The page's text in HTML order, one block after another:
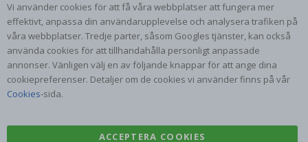
Vi använder cookies för att få våra webbplatser att fungera mer
effektivt, anpassa din användarupplevelse och analysera trafiken på
våra webbplatser. Tredje parter, såsom Googles tjänster, kan också
använda cookies för att tillhandahålla personligt anpassade
annonser. Vänligen välj en av följande knappar för att ange dina
cookiepreferenser. Detaljer om de cookies vi använder finns på vår
Cookies-sida.
ACCEPTERA COOKIES